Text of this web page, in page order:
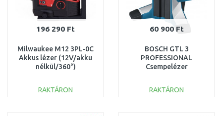
196 290 Ft
Milwaukee M12 3PL-0C
Akkus lézer (12V/akku
nélkül/360°)
RAKTÁRON
60 900 Ft
BOSCH GTL 3
PROFESSIONAL
Csempelézer
RAKTÁRON